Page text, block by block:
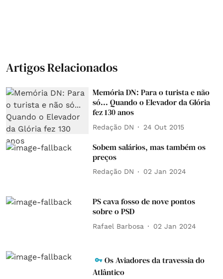
Artigos Relacionados
Memória DN: Para o turista e não
só... Quando o Elevador da Glória
fez 130 anos
Redação DN 24 Out 2015
Sobem salários, mas também os
preços
Redação DN 02 Jan 2024
PS cava fosso de nove pontos
sobre o PSD
Rafael Barbosa 02 Jan 2024
Os Aviadores da travessia do
Atlântico